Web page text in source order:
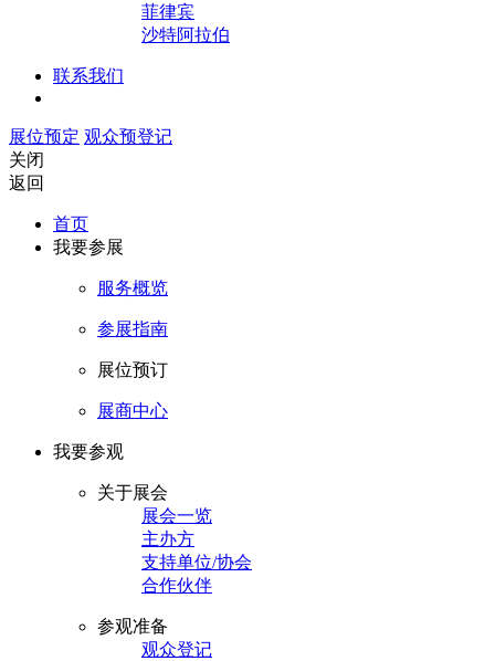
菲律宾
沙特阿拉伯
联系我们
展位预定 观众预登记
关闭
返回
首页
我要参展
服务概览
参展指南
展位预订
展商中心
我要参观
关于展会
展会一览
主办方
支持单位/协会
合作伙伴
参观准备
观众登记